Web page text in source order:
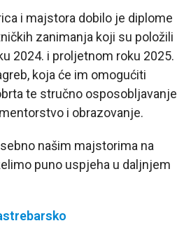
i majstora dobilo je diplome
zanimanja koji su položili
2024. i proljetnom roku 2025.
koja će im omogućiti
te stručno osposobljavanje
i obrazovanje.
našim majstorima na
puno uspjeha u daljnjem